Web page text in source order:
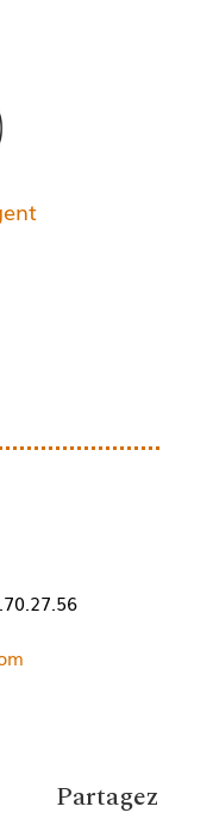
Partagez